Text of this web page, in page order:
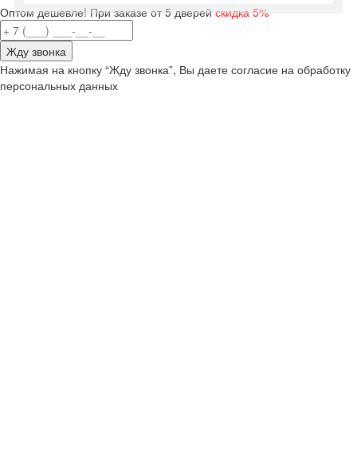
Оптом дешевле! При заказе от 5 дверей скидка 5%
Нажимая на кнопку “Жду звонка”, Вы даете согласие на обработку
персональных данных